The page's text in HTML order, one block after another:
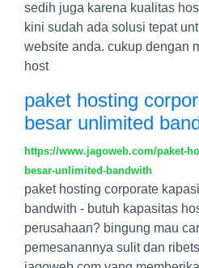
sedih juga karena kualitas
kini sudah ada solusi tepat
website anda. cukup dengan
host
paket hosting
besar unlimited
https://www.jagoweb.com/paket-
besar-unlimited-bandwith
paket hosting corporate
bandwith - butuh kapasitas
perusahaan? bingung mau
pemesanannya sulit dan